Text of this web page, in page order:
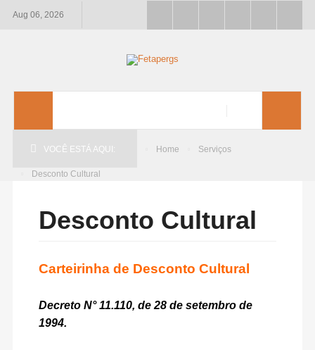
Aug 06, 2026
VOCÊ ESTÁ AQUI: Home Serviços
Desconto Cultural
Desconto Cultural
Carteirinha de Desconto Cultural
Decreto N° 11.110, de 28 de setembro de
1994.